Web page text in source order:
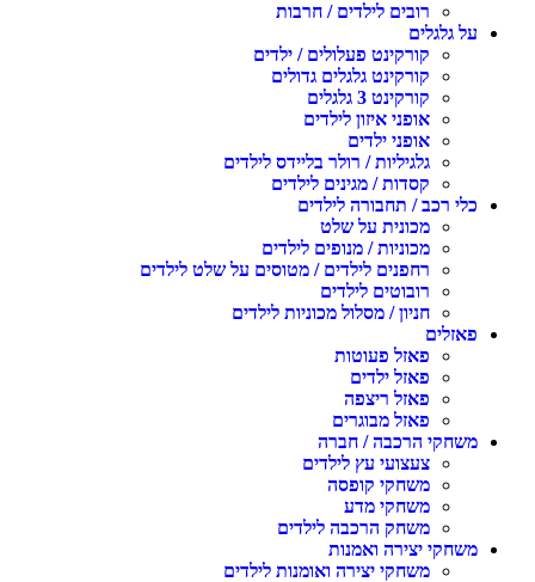
רובים לילדים / חרבות
גלגלים
קורקינט פעלולים / ילדים
קורקינט גלגלים גדולים
קורקינט 3 גלגלים
אופני איזון לילדים
אופני ילדים
גלגיליות / רולר בליידס לילדים
קסדות / מגינים לילדים
רכב / תחבורה לילדים
מכונית על שלט
מכוניות / מנופים לילדים
רחפנים לילדים / מטוסים על שלט לילדים
רובוטים לילדים
חניון / מסלול מכוניות לילדים
פאזל פעוטות
פאזל ילדים
פאזל ריצפה
פאזל מבוגרים
הרכבה / חברה
צעצועי עץ לילדים
משחקי קופסה
משחקי מדע
משחק הרכבה לילדים
יצירה ואמנות
משחקי יצירה ואומנות לילדים